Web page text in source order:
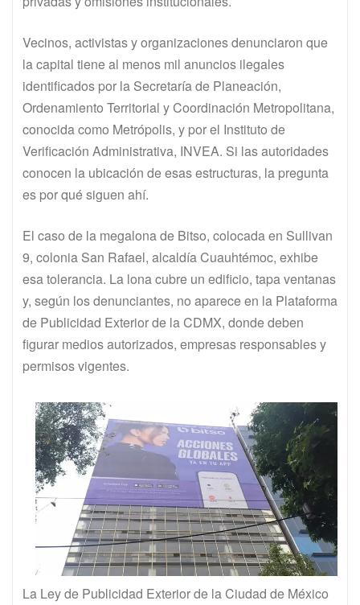
Vecinos, activistas y organizaciones denunciaron que
la capital tiene al menos mil anuncios ilegales
identificados por la Secretaría de Planeación,
Ordenamiento Territorial y Coordinación Metropolitana,
conocida como Metrópolis, y por el Instituto de
Verificación Administrativa, INVEA. Si las autoridades
conocen la ubicación de esas estructuras, la pregunta
es por qué siguen ahí.
El caso de la megalona de Bitso, colocada en Sullivan
9, colonia San Rafael, alcaldía Cuauhtémoc, exhibe
esa tolerancia. La lona cubre un edificio, tapa ventanas
y, según los denunciantes, no aparece en la Plataforma
de Publicidad Exterior de la CDMX, donde deben
figurar medios autorizados, empresas responsables y
permisos vigentes.
La Ley de Publicidad Exterior de la Ciudad de México